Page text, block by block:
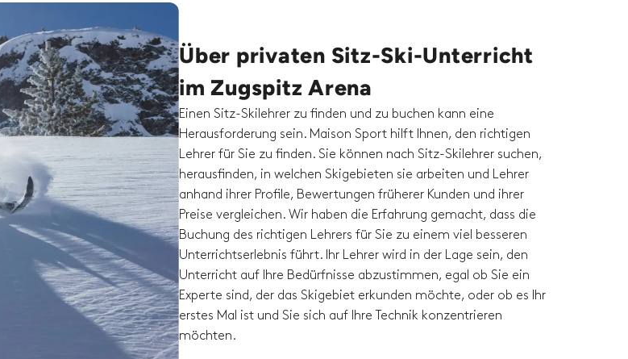
Über privaten Sitz-Ski-Unterricht
im Zugspitz Arena
Einen Sitz-Skilehrer zu finden und zu buchen kann eine
Herausforderung sein. Maison Sport hilft Ihnen, den richtigen
Lehrer für Sie zu finden. Sie können nach Sitz-Skilehrer suchen,
herausfinden, in welchen Skigebieten sie arbeiten und Lehrer
anhand ihrer Profile, Bewertungen früherer Kunden und ihrer
Preise vergleichen. Wir haben die Erfahrung gemacht, dass die
Buchung des richtigen Lehrers für Sie zu einem viel besseren
Unterrichtserlebnis führt. Ihr Lehrer wird in der Lage sein, den
Unterricht auf Ihre Bedürfnisse abzustimmen, egal ob Sie ein
Experte sind, der das Skigebiet erkunden möchte, oder ob es Ihr
erstes Mal ist und Sie sich auf Ihre Technik konzentrieren
möchten.